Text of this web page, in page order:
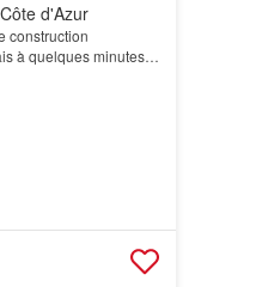
d'Azur
construction
à quelques minutes